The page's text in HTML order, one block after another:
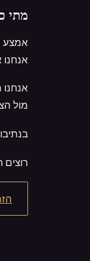
מתי
אמצע
מול